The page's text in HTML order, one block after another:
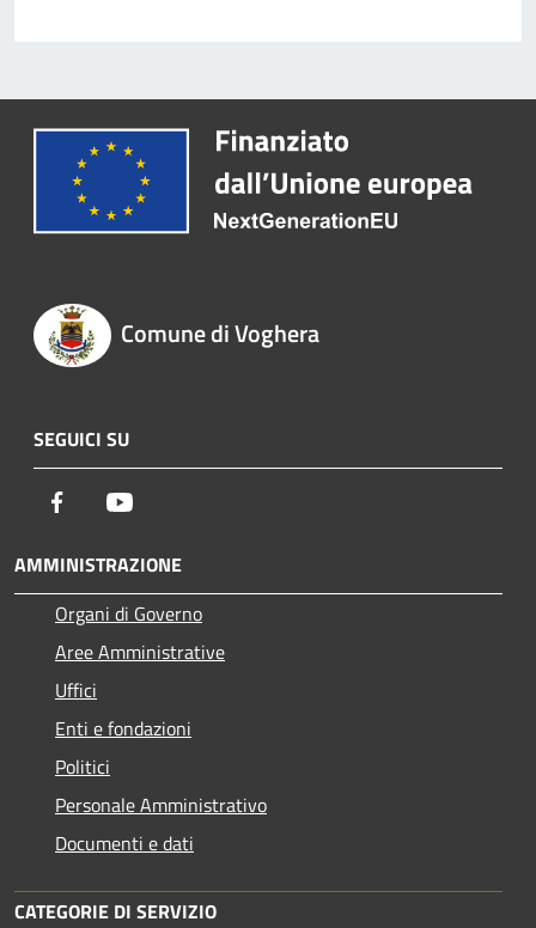
Comune di Voghera
SEGUICI SU
Facebook
AMMINISTRAZIONE
Organi di Governo
Aree Amministrative
Uffici
Enti e fondazioni
Politici
Personale Amministrativo
Documenti e dati
CATEGORIE DI SERVIZIO